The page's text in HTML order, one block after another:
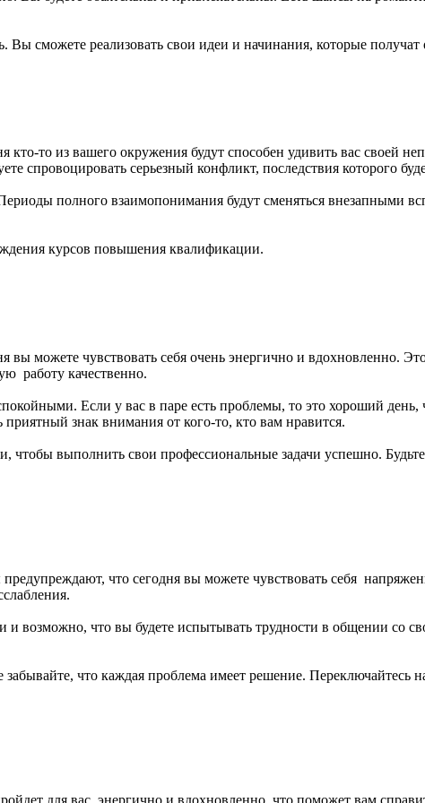
сможете реализовать свои идеи и начинания, которые получат
то из вашего окружения будут способен удивить вас своей
спровоцировать серьезный конфликт, последствия которого
полного взаимопонимания будут сменяться внезапными
курсов повышения квалификации.
вы можете чувствовать себя очень энергично и вдохновленно.
работу качественно.
Если у вас в паре есть проблемы, то это хороший день,
знак внимания от кого-то, кто вам нравится.
чтобы выполнить свои профессиональные задачи успешно.
что сегодня вы можете чувствовать себя
возможно, что вы будете испытывать трудности в общении со
что каждая проблема имеет решение. Переключайтесь
для вас энергично и вдохновленно, что поможет вам